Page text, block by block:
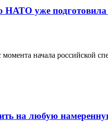
НАТО уже
момента начала российской
на любую